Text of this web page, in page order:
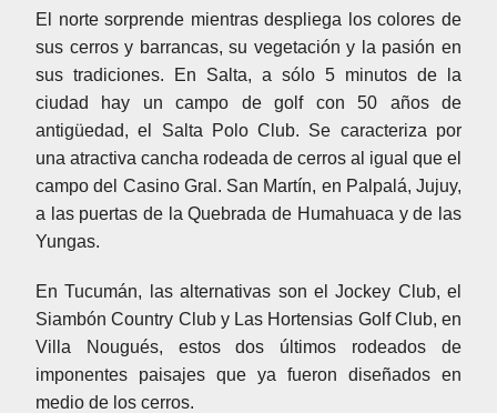
El norte sorprende mientras despliega los colores de
sus cerros y barrancas, su vegetación y la pasión en
sus tradiciones. En Salta, a sólo 5 minutos de la
ciudad hay un campo de golf con 50 años de
antigüedad, el Salta Polo Club. Se caracteriza por
una atractiva cancha rodeada de cerros al igual que el
campo del Casino Gral. San Martín, en Palpalá, Jujuy,
a las puertas de la Quebrada de Humahuaca y de las
Yungas.
En Tucumán, las alternativas son el Jockey Club, el
Siambón Country Club y Las Hortensias Golf Club, en
Villa Nougués, estos dos últimos rodeados de
imponentes paisajes que ya fueron diseñados en
medio de los cerros.